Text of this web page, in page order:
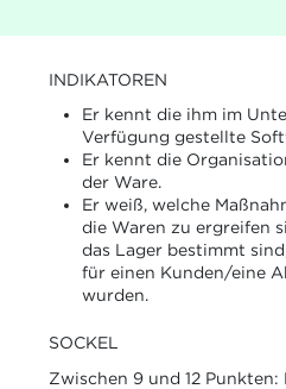
INDIKATOREN
Er kennt die ihm im
Verfügung gestellte
Er kennt die
der Ware.
Er weiß, welche
die Waren zu ergreifen
das Lager bestimmt
für einen Kunden/eine
wurden.
SOCKEL
Zwischen 9 und 12